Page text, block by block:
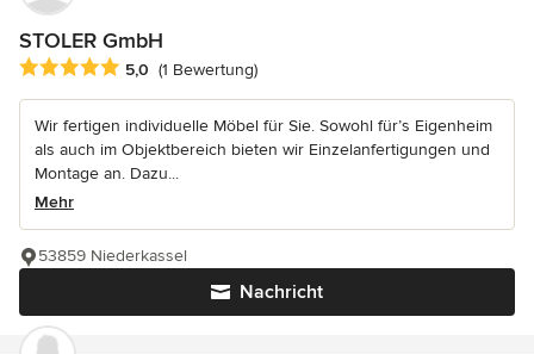
STOLER GmbH
Durchschnittliche Bewertung: 5 von 5 Sternen
5,0 (1 Bewertung)
Wir fertigen individuelle Möbel für Sie. Sowohl für’s Eigenheim
als auch im Objektbereich bieten wir Einzelanfertigungen und
Montage an. Dazu...
Mehr
Nachricht
53859 Niederkassel